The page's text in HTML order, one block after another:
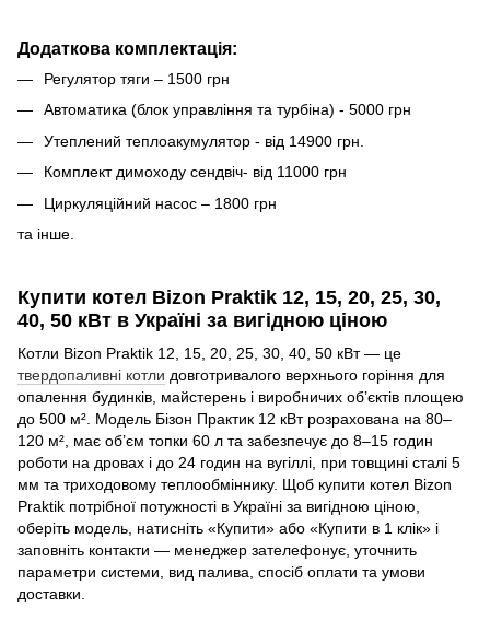
Додаткова комплектація:
Регулятор тяги – 1500 грн
Автоматика (блок управління та турбіна) - 5000 грн
Утеплений теплоакумулятор - від 14900 грн.
Комплект димоходу сендвіч- від 11000 грн
Циркуляційний насос – 1800 грн
та інше.
Купити котел Bizon Praktik 12, 15, 20, 25, 30,
40, 50 кВт в Україні за вигідною ціною
Котли Bizon Praktik 12, 15, 20, 25, 30, 40, 50 кВт — це
твердопаливні котли довготривалого верхнього горіння для
опалення будинків, майстерень і виробничих об’єктів площею
до 500 м². Модель Бізон Практик 12 кВт розрахована на 80–
120 м², має об’єм топки 60 л та забезпечує до 8–15 годин
роботи на дровах і до 24 годин на вугіллі, при товщині сталі 5
мм та триходовому теплообміннику. Щоб купити котел Bizon
Praktik потрібної потужності в Україні за вигідною ціною,
оберіть модель, натисніть «Купити» або «Купити в 1 клік» і
заповніть контакти — менеджер зателефонує, уточнить
параметри системи, вид палива, спосіб оплати та умови
доставки.